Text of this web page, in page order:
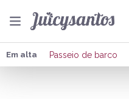
Em alta Passeio de barco